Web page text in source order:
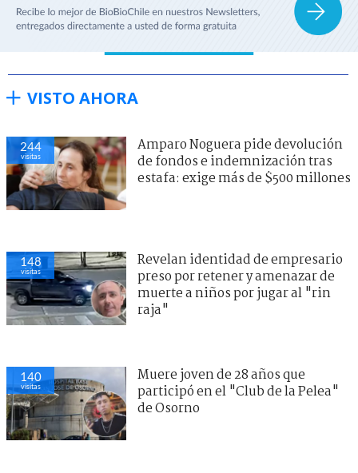
VISTO AHORA
244
visitas
Amparo Noguera pide devolución
de fondos e indemnización tras
estafa: exige más de $500 millones
148
visitas
Revelan identidad de empresario
preso por retener y amenazar de
muerte a niños por jugar al "rin
raja"
140
visitas
Muere joven de 28 años que
participó en el "Club de la Pelea"
de Osorno